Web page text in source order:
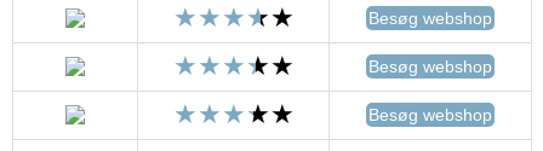
Besøg webshop
Besøg webshop
Besøg webshop